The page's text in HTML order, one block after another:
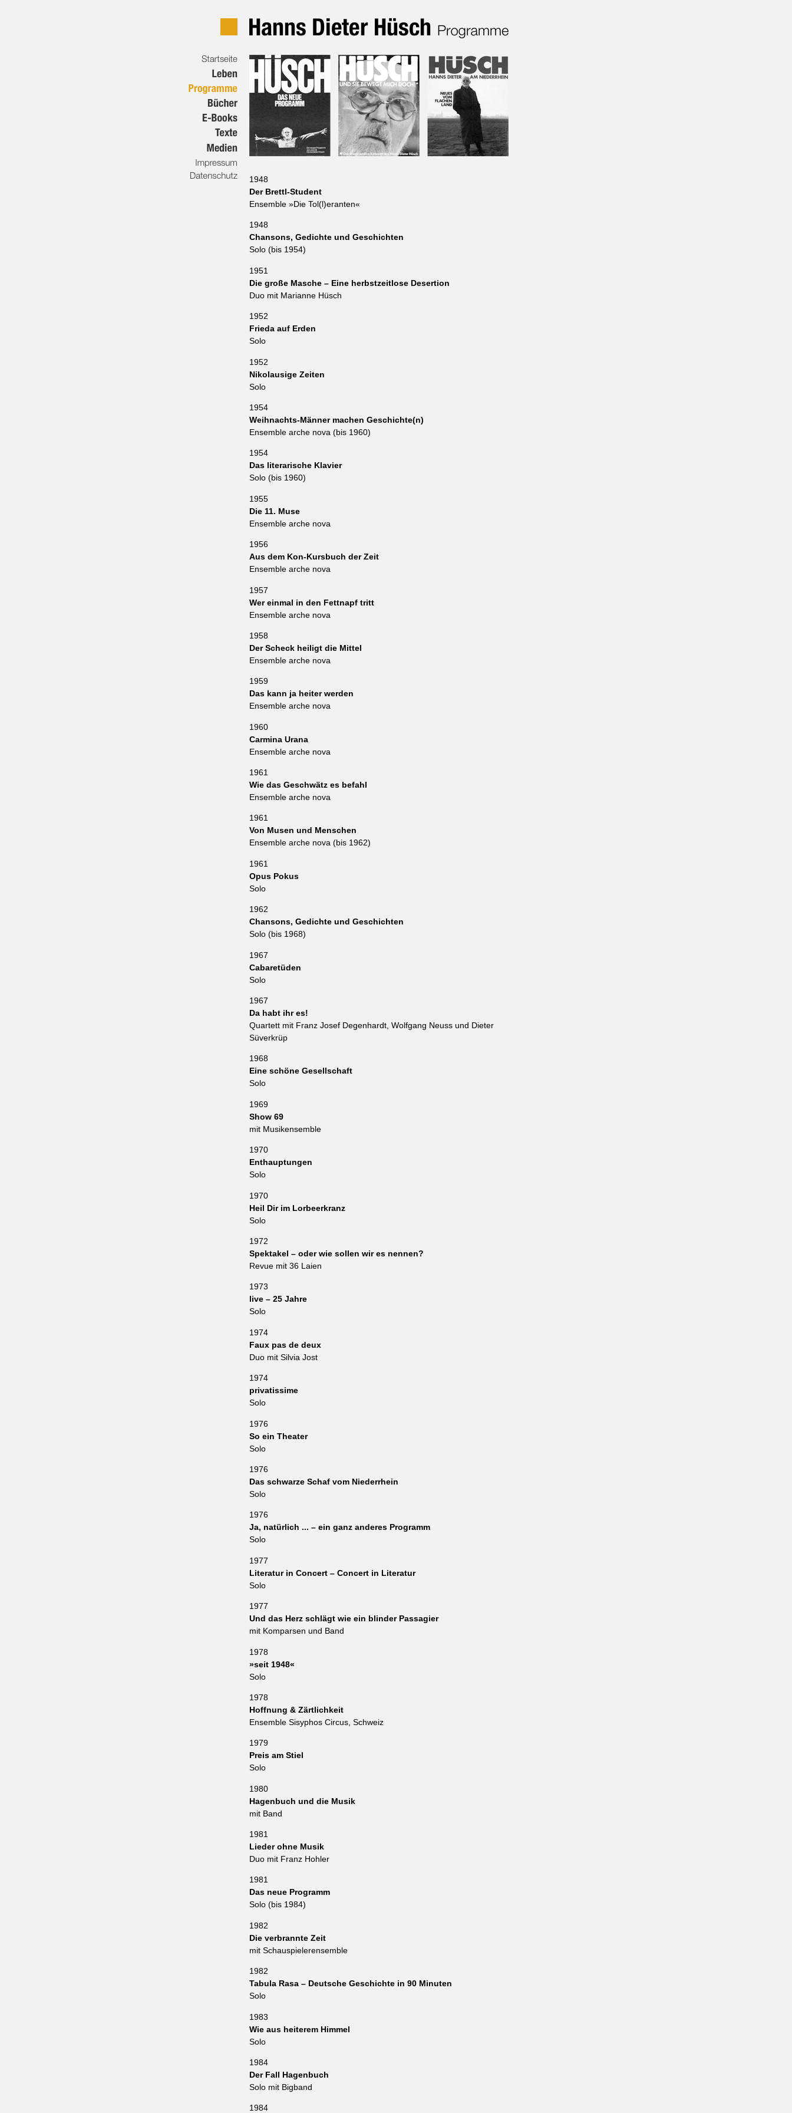
1948
Der Brettl-Student
Ensemble »Die Tol(l)eranten«
1948
Chansons, Gedichte und Geschichten
Solo (bis 1954)
1951
Die große Masche – Eine herbstzeitlose Desertion
Duo mit Marianne Hüsch
1952
Frieda auf Erden
Solo
1952
Nikolausige Zeiten
Solo
1954
Weihnachts-Männer machen Geschichte(n)
Ensemble arche nova (bis 1960)
1954
Das literarische Klavier
Solo (bis 1960)
1955
Die 11. Muse
Ensemble arche nova
1956
Aus dem Kon-Kursbuch der Zeit
Ensemble arche nova
1957
Wer einmal in den Fettnapf tritt
Ensemble arche nova
1958
Der Scheck heiligt die Mittel
Ensemble arche nova
1959
Das kann ja heiter werden
Ensemble arche nova
1960
Carmina Urana
Ensemble arche nova
1961
Wie das Geschwätz es befahl
Ensemble arche nova
1961
Von Musen und Menschen
Ensemble arche nova (bis 1962)
1961
Opus Pokus
Solo
1962
Chansons, Gedichte und Geschichten
Solo (bis 1968)
1967
Cabaretüden
Solo
1967
Da habt ihr es!
Quartett mit Franz Josef Degenhardt, Wolfgang Neuss und Dieter
Süverkrüp
1968
Eine schöne Gesellschaft
Solo
1969
Show 69
mit Musikensemble
1970
Enthauptungen
Solo
1970
Heil Dir im Lorbeerkranz
Solo
1972
Spektakel – oder wie sollen wir es nennen?
Revue mit 36 Laien
1973
live – 25 Jahre
Solo
1974
Faux pas de deux
Duo mit Silvia Jost
1974
privatissime
Solo
1976
So ein Theater
Solo
1976
Das schwarze Schaf vom Niederrhein
Solo
1976
Ja, natürlich ... – ein ganz anderes Programm
Solo
1977
Literatur in Concert – Concert in Literatur
Solo
1977
Und das Herz schlägt wie ein blinder Passagier
mit Komparsen und Band
1978
»seit 1948«
Solo
1978
Hoffnung & Zärtlichkeit
Ensemble Sisyphos Circus, Schweiz
1979
Preis am Stiel
Solo
1980
Hagenbuch und die Musik
mit Band
1981
Lieder ohne Musik
Duo mit Franz Hohler
1981
Das neue Programm
Solo (bis 1984)
1982
Die verbrannte Zeit
mit Schauspielerensemble
1982
Tabula Rasa – Deutsche Geschichte in 90 Minuten
Solo
1983
Wie aus heiterem Himmel
Solo
1984
Der Fall Hagenbuch
Solo mit Bigband
1984